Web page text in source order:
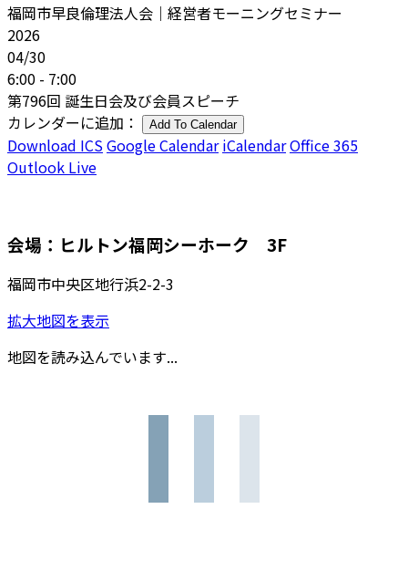
福岡市早良倫理法人会｜経営者モーニングセミナー
2026
04/30
6:00 - 7:00
第796回 誕生日会及び会員スピーチ
カレンダーに追加：
Add To Calendar
Download ICSGoogle Calendar iCalendarOffice 365
Outlook Live
会場：ヒルトン福岡シーホーク 3F
福岡市中央区地行浜2-2-3
拡大地図を表示
地図を読み込んでいます...